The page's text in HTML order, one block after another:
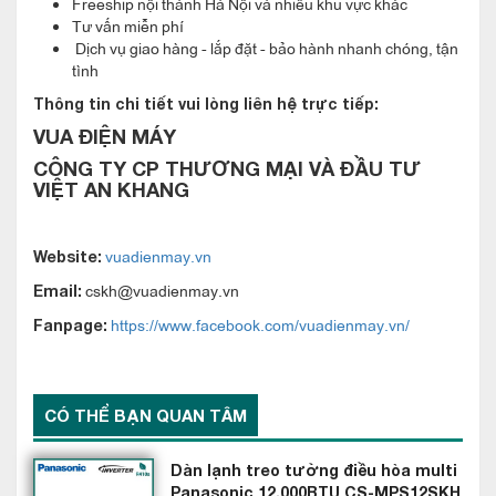
Dàn Lạnh Âm Trần Ông Gió Điều hòa multi
Daikin CDXP35RVMV với tính năng ưu việt
- Chế độ dàn lạnh CDXP35RVMV hoạt động êm
- Độ ồn hoạt động của dàn nóng có thể giảm so với độ ồn hoạt
động định mức sử dụng điều khiển từ xa không dây
Tư vấn miễn phí
Dịch vụ giao hàng - lắp đặt - bảo hành nhanh chóng, tận
tình
Thông tin chi tiết vui lòng liên hệ trực tiếp:
VUA ĐIỆN MÁY
CÔNG TY CP THƯƠNG MẠI VÀ ĐẦU TƯ
VIỆT AN KHANG
Website: vuadienmay.vn
Email: cskh@vuadienmay.vn
Fanpage: https://www.facebook.com/vuadienmay.vn/
CÓ THỂ BẠN QUAN TÂM
Dàn lạnh treo tường điều hòa multi